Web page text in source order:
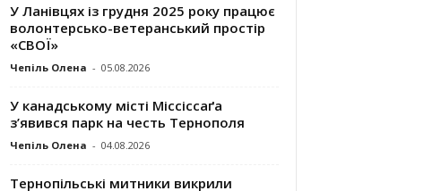
У Ланівцях із грудня 2025 року працює
волонтерсько-ветеранський простір
«СВОЇ»
Чепіль Олена - 05.08.2026
У канадському місті Міссіссаґа
з’явився парк на честь Тернополя
Чепіль Олена - 04.08.2026
Тернопільські митники викрили